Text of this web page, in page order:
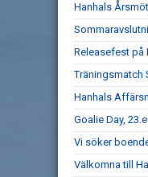
Hanhals
Releasefest på
Träningsmatch
Hanhals
Goalie Day,
Vi söker
Välkomna till